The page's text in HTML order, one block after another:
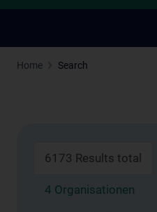
Home Search
6173 Results total
4 Organisationen